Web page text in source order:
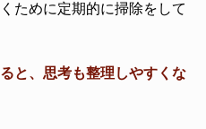
ために定期的に掃除をして
と、思考も整理しやすくな